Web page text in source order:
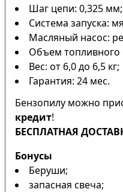
Шаг цепи: 0,325 мм;
Система запуска:
Масляный насос:
Объем топливного
Вес: от 6,0 до 6,5 кг;
Гарантия: 24 мес.
Бензопилу можно
кредит!
БЕСПЛАТНАЯ
Бонусы
Беруши;
запасная свеча;